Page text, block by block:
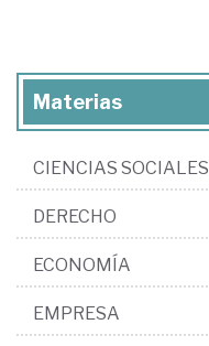
Materias
CIENCIAS SOCIALES
DERECHO
ECONOMÍA
EMPRESA